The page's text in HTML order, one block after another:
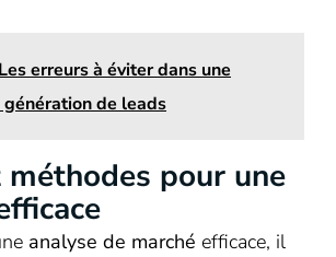
Les erreurs à éviter dans une
de leads
pour une
analyse de marché efficace, il